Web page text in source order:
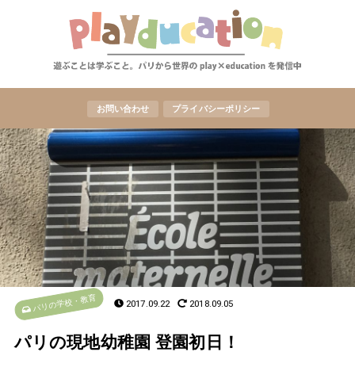
お問い合わせ プライバシーポリシー
パリの学校・教育 2017.09.22 2018.09.05
パリの現地幼稚園 登園初日！